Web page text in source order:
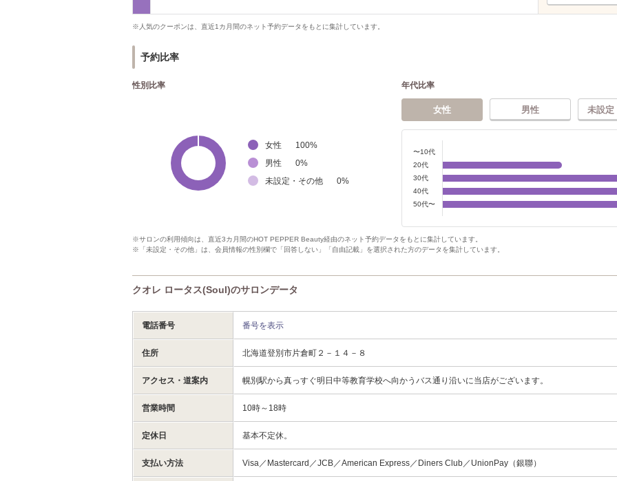
※人気のクーポンは、直近1カ月間のネット予約データをもとに集計しています。
予約比率
性別比率
女性 100%
男性
0%
未設定・その他
0%
年代比率
女性 男性 未設定
〜10代
20代
30代
40代
50代〜
※サロンの利用傾向は、直近3カ月間のHOT PEPPER Beauty経由のネット予約データをもとに集計しています。
※「未設定・その他」は、会員情報の性別欄で「回答しない」「自由記載」を選択された方のデータを集計しています。
クオレ ロータス(Soul)のサロンデータ
電話番号 番号を表示
住所 北海道登別市片倉町２－１４－８
アクセス・道案内 幌別駅から真っすぐ明日中等教育学校へ向かうバス通り沿いに当店がございます。
営業時間 10時～18時
定休日 基本不定休。
支払い方法 Visa／Mastercard／JCB／American Express／Diners Club／UnionPay（銀聯）